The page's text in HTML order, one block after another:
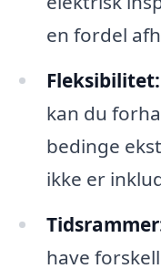
en fordel
Fleksibilitet:
kan du
bedinge
ikke er
have